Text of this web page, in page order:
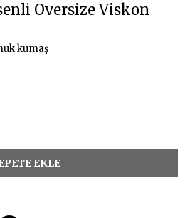
Oversize Viskon
kumaş